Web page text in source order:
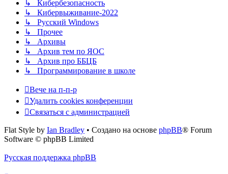
↳ Кибербезопасность
↳ Кибервыживание-2022
↳ Русский Windows
↳ Прочее
↳ Архивы
↳ Архив тем по ЯОС
↳ Архив про ББЦБ
↳ Программирование в школе
Вече на п-п-р
Удалить cookies конференции
Связаться с администрацией
Flat Style by Ian Bradley • Создано на основе phpBB® Forum
Software © phpBB Limited
Русская поддержка phpBB